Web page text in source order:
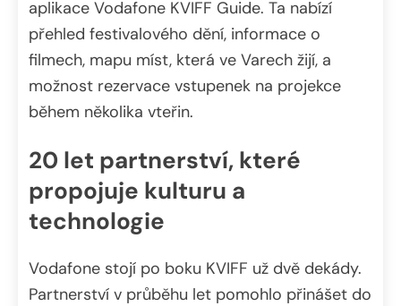
aplikace Vodafone KVIFF Guide. Ta nabízí
přehled festivalového dění, informace o
filmech, mapu míst, která ve Varech žijí, a
možnost rezervace vstupenek na projekce
během několika vteřin.
20 let partnerství, které
propojuje kulturu a
technologie
Vodafone stojí po boku KVIFF už dvě dekády.
Partnerství v průběhu let pomohlo přinášet do